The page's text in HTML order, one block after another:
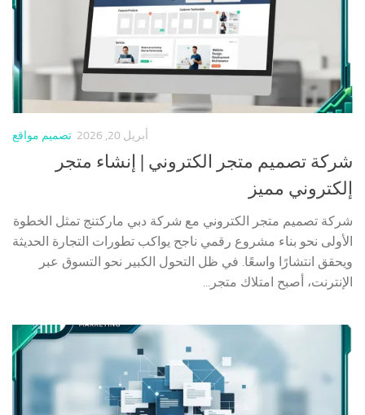
تصميم مواقع أبريل 20, 2026
شركة تصميم متجر الكتروني | إنشاء متجر
إلكتروني مميز
شركة تصميم متجر الكتروني مع شركة دبي ماركتنج تمثل الخطوة
الأولى نحو بناء مشروع رقمي ناجح يواكب تطورات التجارة الحديثة
ويحقق انتشارًا واسعًا. في ظل التحول الكبير نحو التسوق عبر
الإنترنت، أصبح امتلاك متجر...